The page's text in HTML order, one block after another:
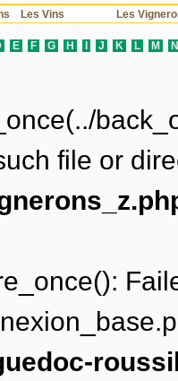
Les Vins Les
E F G H J K L M
file or